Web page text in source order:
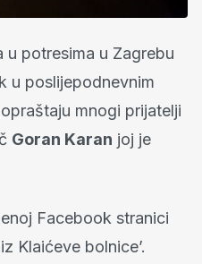
potresima u Zagrebu
u poslijepodnevnim
mnogi prijatelji
Goran Karan joj je
Facebook stranici
Klaićeve bolnice’.